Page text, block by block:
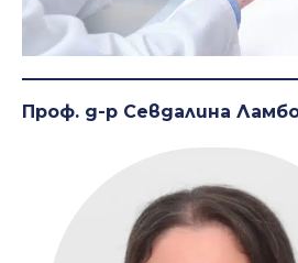
Проф. д-р Севдалина